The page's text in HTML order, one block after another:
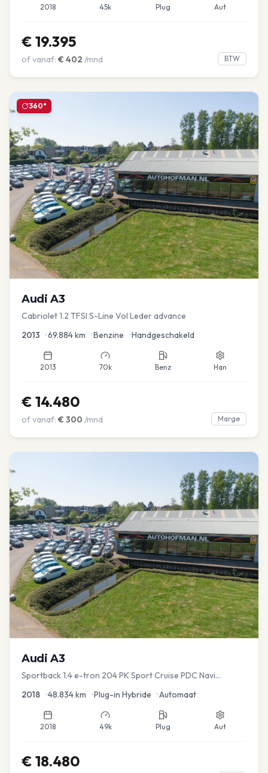
2018 45k Plug Aut
€ 19.395
of vanaf: € 402 /mnd BTW
360°
Audi A3
Cabriolet 1.2 TFSI S-Line Vol Leder advance
2013 •69.884km •Benzine •Handgeschakeld
2013 70k Benz Han
€ 14.480
of vanaf: € 300 /mnd Marge
Audi A3
Sportback 1.4 e-tron 204 PK Sport Cruise PDC Navi
2018 •48.834km •Plug-in Hybride •Automaat
2018 49k Plug Aut
€ 18.480